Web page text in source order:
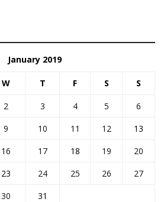
January 2019
W T F S S
2 3 4 5
6
9 10 11 12
13
16 17 18 19
20
23 24 25 26
27
30
31